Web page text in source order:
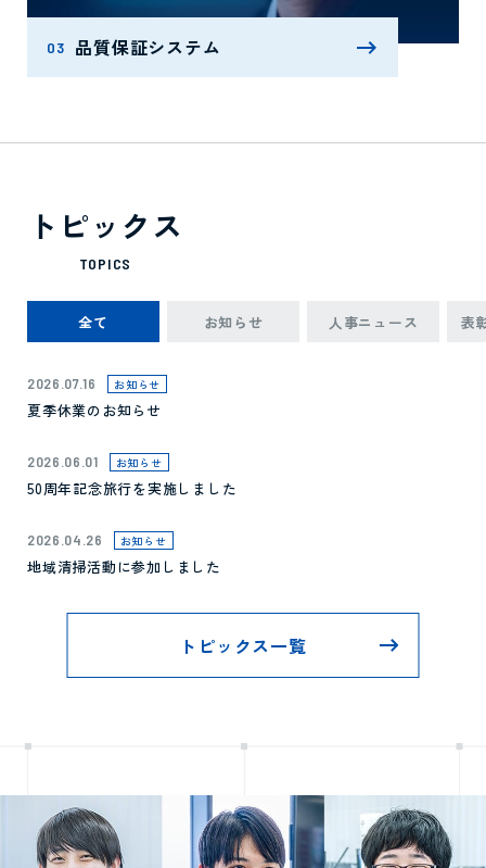
03 品質保証システム
トピックス
TOPICS
全て お知らせ 人事ニュース 表
2026.07.16 お知らせ
夏季休業のお知らせ
2026.06.01 お知らせ
50周年記念旅行を実施しました
2026.04.26 お知らせ
地域清掃活動に参加しました
トピックス一覧